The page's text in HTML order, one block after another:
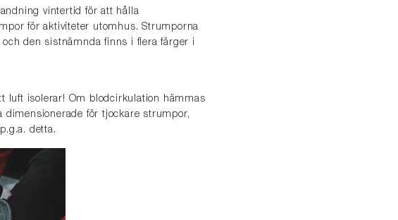
vintertid för att hålla
för aktiviteter utomhus. Strumporna
den sistnämnda finns i flera färger i
luft isolerar! Om blodcirkulation hämmas
dimensionerade för tjockare strumpor,
detta.